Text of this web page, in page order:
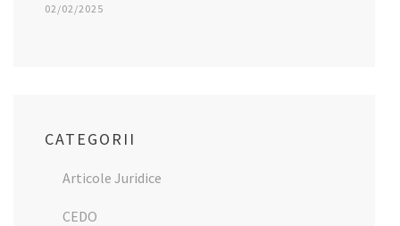
02/02/2025
CATEGORII
Articole Juridice
CEDO